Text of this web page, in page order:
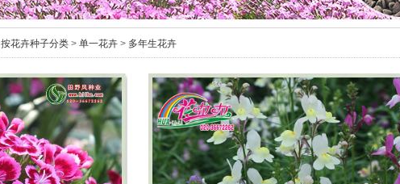
按花卉种子分类 > 单一花卉 > 多年生花卉